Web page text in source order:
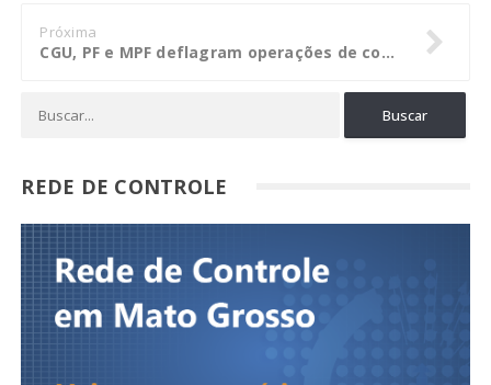
Próxima
CGU, PF e MPF deflagram operações de combate à corrupção na Bahia
REDE DE CONTROLE